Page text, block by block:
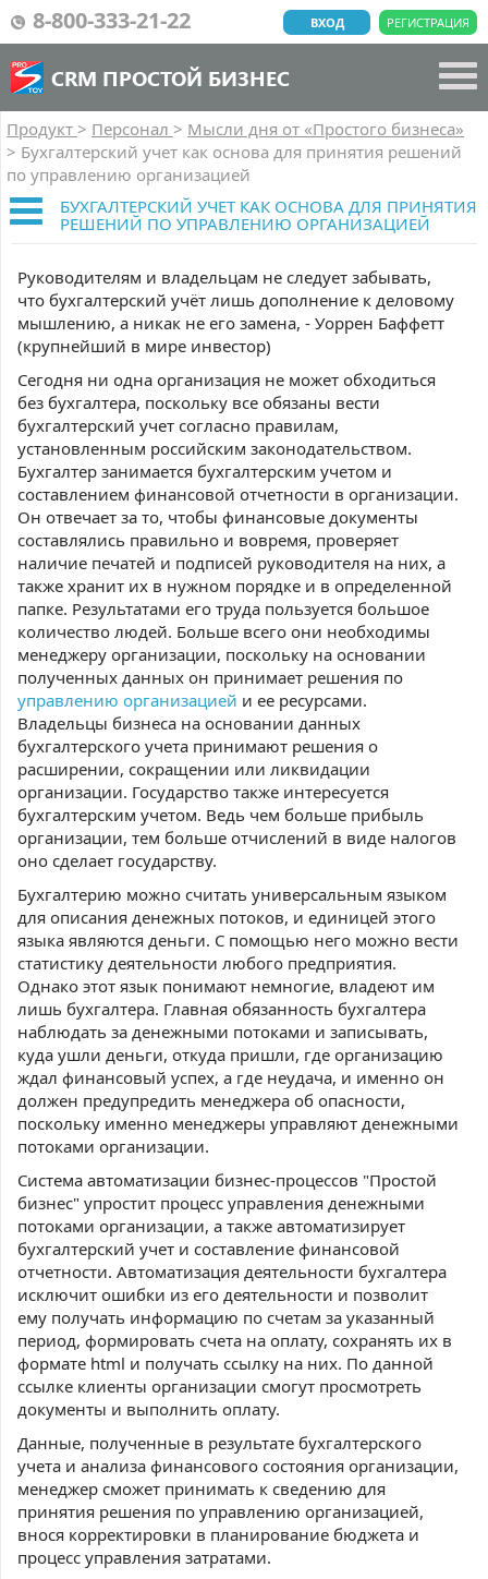
8-800-333-21-22 РЕГИСТРАЦИЯ
ВХОД
CRM ПРОСТОЙ БИЗНЕС
Продукт > Персонал > Мысли дня от «Простого бизнеса»
> Бухгалтерский учет как основа для принятия решений
по управлению организацией
БУХГАЛТЕРСКИЙ УЧЕТ КАК ОСНОВА ДЛЯ ПРИНЯТИЯ
РЕШЕНИЙ ПО УПРАВЛЕНИЮ ОРГАНИЗАЦИЕЙ
Руководителям и владельцам не следует забывать,
что бухгалтерский учёт лишь дополнение к деловому
мышлению, а никак не его замена, - Уоррен Баффетт
(крупнейший в мире инвестор)
Сегодня ни одна организация не может обходиться
без бухгалтера, поскольку все обязаны вести
бухгалтерский учет согласно правилам,
установленным российским законодательством.
Бухгалтер занимается бухгалтерским учетом и
составлением финансовой отчетности в организации.
Он отвечает за то, чтобы финансовые документы
составлялись правильно и вовремя, проверяет
наличие печатей и подписей руководителя на них, а
также хранит их в нужном порядке и в определенной
папке. Результатами его труда пользуется большое
количество людей. Больше всего они необходимы
менеджеру организации, поскольку на основании
полученных данных он принимает решения по
управлению организацией и ее ресурсами.
Владельцы бизнеса на основании данных
бухгалтерского учета принимают решения о
расширении, сокращении или ликвидации
организации. Государство также интересуется
бухгалтерским учетом. Ведь чем больше прибыль
организации, тем больше отчислений в виде налогов
оно сделает государству.
Бухгалтерию можно считать универсальным языком
для описания денежных потоков, и единицей этого
языка являются деньги. С помощью него можно вести
статистику деятельности любого предприятия.
Однако этот язык понимают немногие, владеют им
лишь бухгалтера. Главная обязанность бухгалтера
наблюдать за денежными потоками и записывать,
куда ушли деньги, откуда пришли, где организацию
ждал финансовый успех, а где неудача, и именно он
должен предупредить менеджера об опасности,
поскольку именно менеджеры управляют денежными
потоками организации.
Система автоматизации бизнес-процессов "Простой
бизнес" упростит процесс управления денежными
потоками организации, а также автоматизирует
бухгалтерский учет и составление финансовой
отчетности. Автоматизация деятельности бухгалтера
исключит ошибки из его деятельности и позволит
ему получать информацию по счетам за указанный
период, формировать счета на оплату, сохранять их в
формате html и получать ссылку на них. По данной
ссылке клиенты организации смогут просмотреть
документы и выполнить оплату.
Данные, полученные в результате бухгалтерского
учета и анализа финансового состояния организации,
менеджер сможет принимать к сведению для
принятия решения по управлению организацией,
внося корректировки в планирование бюджета и
процесс управления затратами.